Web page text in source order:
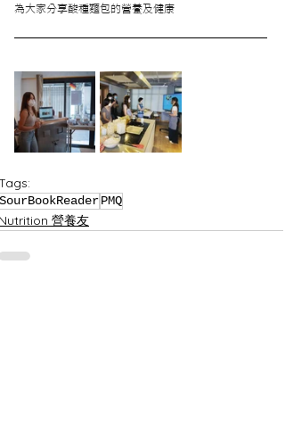
為大家分享酸種麵包的營養及健康
SourBookReaderPMQ
營養友